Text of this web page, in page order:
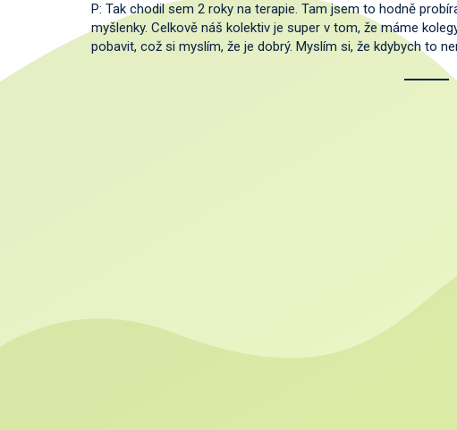
P: Tak chodil sem 2 roky na terapie. Tam jsem to hodně
myšlenky. Celkově náš kolektiv je super v tom, že máme
pobavit, což si myslím, že je dobrý. Myslím si, že kdybych to